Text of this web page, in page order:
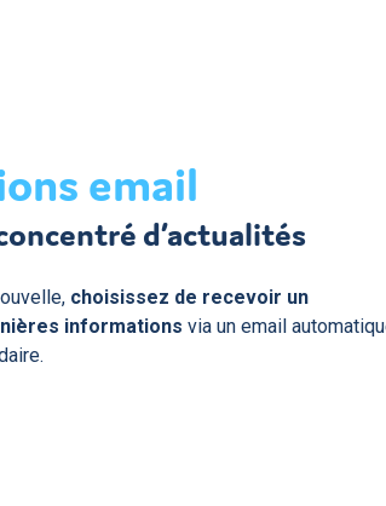
email
d’actualités
choisissez de recevoir un
informations via un email